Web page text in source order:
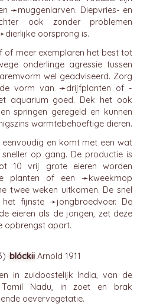
➛muggenlarven. Diepvries- en
ook zonder problemen
dierlijke oorsprong is.
of meer exemplaren het best tot
onderlinge agressie tussen
wel geadviseerd. Zorg
vorm van ➛drijfplanten of -
aquarium goed. Dek het ook
springen geregeld en kunnen
warmtebehoeftige dieren.
en komt met een wat
op gang. De productie is
10 vrij grote eieren worden
planten of een ➛kweekmop
twee weken uitkomen. De snel
het fijnste ➛jongbroedvoer. De
eieren als de jongen, zet deze
opbrengst apart.
blóckii Arnold 1911
in zuidoostelijk India, van de
Nadu, in zoet en brak
oevervegetatie.